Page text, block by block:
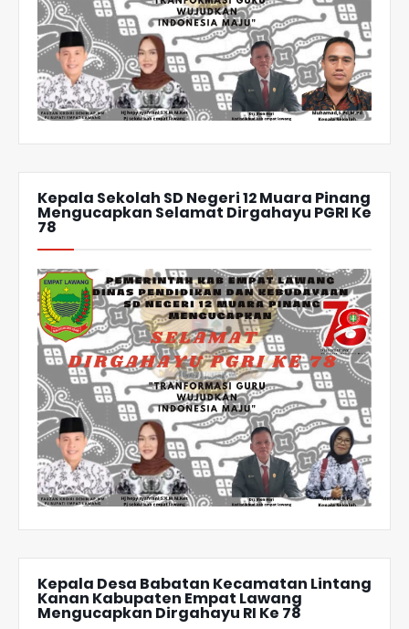
Kepala Sekolah SD Negeri 12 Muara Pinang
Mengucapkan Selamat Dirgahayu PGRI Ke
78
Kepala Desa Babatan Kecamatan Lintang
Kanan Kabupaten Empat Lawang
Mengucapkan Dirgahayu RI Ke 78